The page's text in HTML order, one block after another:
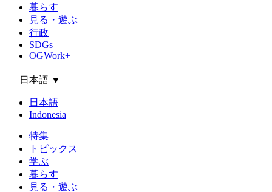
暮らす
見る・遊ぶ
行政
SDGs
OGWork+
日本語 ▼
日本語
Indonesia
特集
トピックス
学ぶ
暮らす
見る・遊ぶ